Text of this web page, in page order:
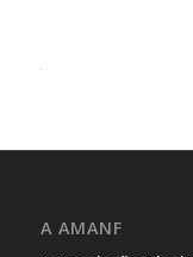
A AMANF